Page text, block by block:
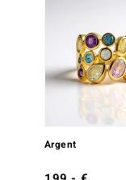
Argent